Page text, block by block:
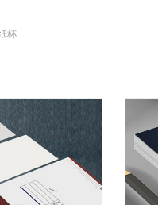
杯